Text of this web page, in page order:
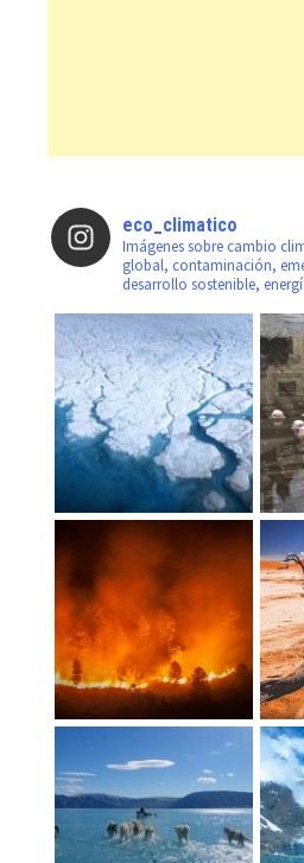
eco_climatico
Imágenes sobre cambio
global, contaminación,
desarrollo sostenible,